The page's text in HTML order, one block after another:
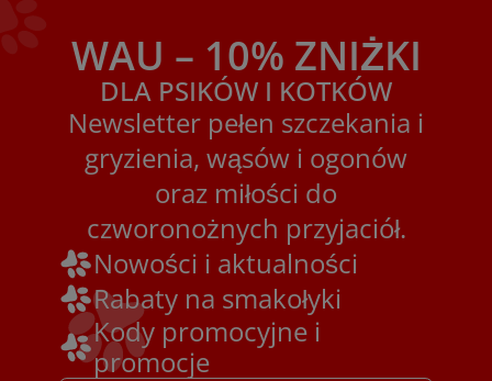
WAU – 10% ZNIŻKI
DLA PSIKÓW I KOTKÓW
Newsletter pełen szczekania i
gryzienia, wąsów i ogonów
oraz miłości do
czworonożnych przyjaciół.
Nowości i aktualności
Rabaty na smakołyki
Kody promocyjne i
promocje